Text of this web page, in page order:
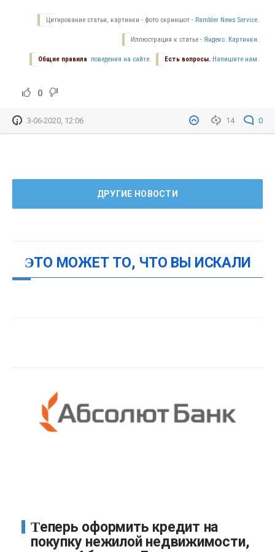
Цитирование статьи, картинки - фото скриншот - Rambler News Service.
Иллюстрация к статье - Яндекс. Картинки.
Есть вопросы. Напишите нам.
Общие правила поведения на сайте.
0
14 0
3-06-2020, 12:06
ДРУГИЕ НОВОСТИ
ЭТО МОЖЕТ ТО, ЧТО ВЫ ИСКАЛИ
Теперь оформить кредит на
покупку нежилой недвижимости,